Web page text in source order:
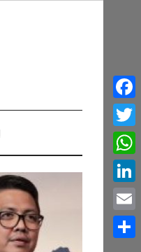
Email